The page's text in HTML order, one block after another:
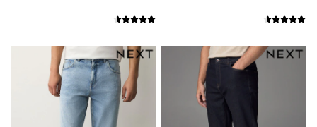
Green
Red
All Branded Schoolwear
adidas
Nike
Clarks